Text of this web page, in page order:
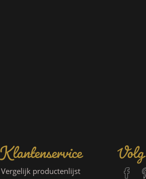
Klantenservice
Vergelijk productenlijst